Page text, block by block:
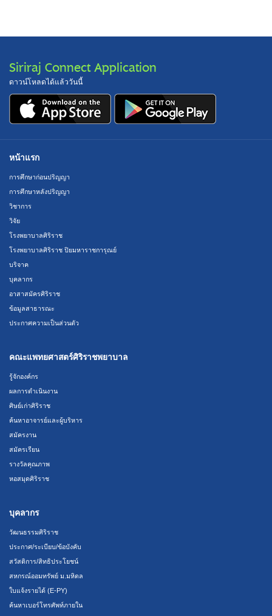
Siriraj Connect Application
ดาวน์โหลดได้แล้ววันนี้
หน้าแรก
การศึกษาก่อนปริญญา
การศึกษาหลังปริญญา
วิชาการ
วิจัย
โรงพยาบาลศิริราช
โรงพยาบาลศิริราช ปิยมหาราชการุณย์
บริจาค
บุคลากร
อาสาสมัครศิริราช
ข้อมูลสาธารณะ
ประกาศความเป็นส่วนตัว
คณะแพทยศาสตร์ศิริราชพยาบาล
รู้จักองค์กร
ผลการดำเนินงาน
ศิษย์เก่าศิริราช
ค้นหาอาจารย์และผู้บริหาร
สมัครงาน
สมัครเรียน
รางวัลคุณภาพ
หอสมุดศิริราช
บุคลากร
วัฒนธรรมศิริราช
ประกาศ/ระเบียบ/ข้อบังคับ
สวัสดิการ/สิทธิประโยชน์
สหกรณ์ออมทรัพย์ ม.มหิดล
ใบแจ้งรายได้ (E-PY)
ค้นหาเบอร์โทรศัพท์ภายใน